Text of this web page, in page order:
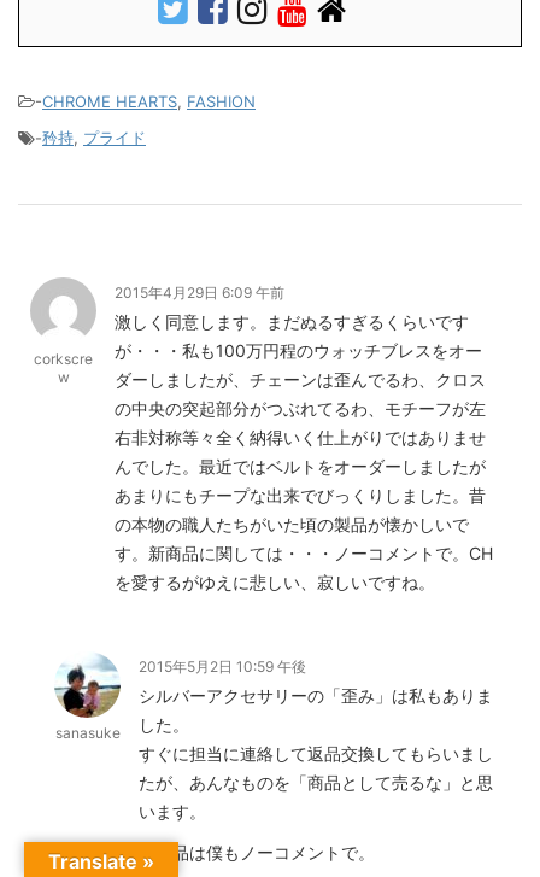
-CHROME HEARTS, FASHION
-矜持, プライド
corkscre
w
2015年4月29日 6:09 午前
激しく同意します。まだぬるすぎるくらいです
が・・・私も100万円程のウォッチブレスをオー
ダーしましたが、チェーンは歪んでるわ、クロス
の中央の突起部分がつぶれてるわ、モチーフが左
右非対称等々全く納得いく仕上がりではありませ
んでした。最近ではベルトをオーダーしましたが
あまりにもチープな出来でびっくりしました。昔
の本物の職人たちがいた頃の製品が懐かしいで
す。新商品に関しては・・・ノーコメントで。CH
を愛するがゆえに悲しい、寂しいですね。
sanasuke
2015年5月2日 10:59 午後
シルバーアクセサリーの「歪み」は私もありま
した。
すぐに担当に連絡して返品交換してもらいまし
たが、あんなものを「商品として売るな」と思
います。
新商品は僕もノーコメントで。
Translate »